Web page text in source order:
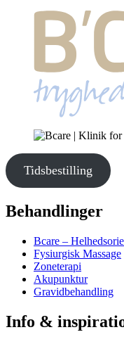
Tidsbestilling
Behandlinger
Bcare –
Fysiurgisk Massage
Zoneterapi
Akupunktur
Gravidbehandling
Info &